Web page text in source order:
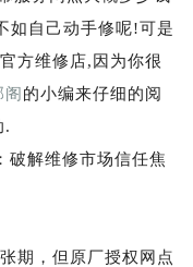
如自己动手修呢!可是
方维修店,因为你很
阁的小编来仔细的阅
.
破解维修市场信任焦
期，但原厂授权网点